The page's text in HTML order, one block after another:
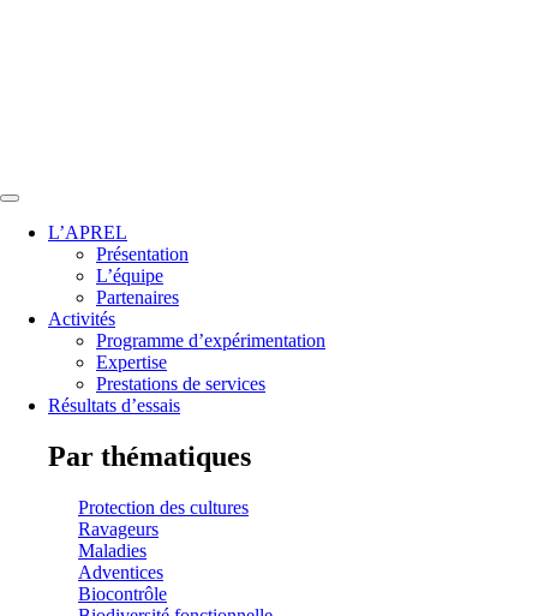
L’APREL
Présentation
L’équipe
Partenaires
Activités
Programme d’expérimentation
Expertise
Prestations de services
Résultats d’essais
Par thématiques
Protection des cultures
Ravageurs
Maladies
Adventices
Biocontrôle